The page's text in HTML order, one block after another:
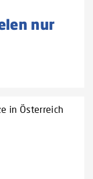
nur
in Österreich